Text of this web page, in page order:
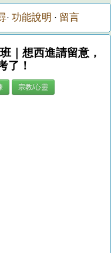
· 功能說明 · 留言
｜想西進請留意，
了！
宗教/心靈